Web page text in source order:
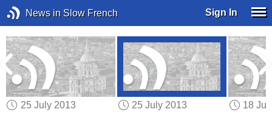
News in Slow French Sign In
25 July 2013
25 July 2013
18